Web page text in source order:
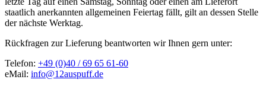
staatlich anerkannten allgemeinen Feiertag fällt, gilt an dessen Stelle
der nächste Werktag.
Rückfragen zur Lieferung beantworten wir Ihnen gern unter:
Telefon: +49 (0)40 / 69 65 61-60
eMail: info@12auspuff.de